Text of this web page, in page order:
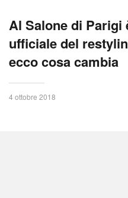
Al Salone di
ufficiale del
ecco cosa cambia
4 ottobre 2018